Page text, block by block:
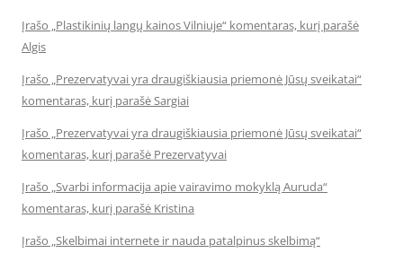
Įrašo „Plastikinių langų kainos Vilniuje“ komentaras, kurį parašė
Algis
Įrašo „Prezervatyvai yra draugiškiausia priemonė Jūsų sveikatai“
komentaras, kurį parašė Sargiai
Įrašo „Prezervatyvai yra draugiškiausia priemonė Jūsų sveikatai“
komentaras, kurį parašė Prezervatyvai
Įrašo „Svarbi informacija apie vairavimo mokyklą Auruda“
komentaras, kurį parašė Kristina
Įrašo „Skelbimai internete ir nauda patalpinus skelbimą“